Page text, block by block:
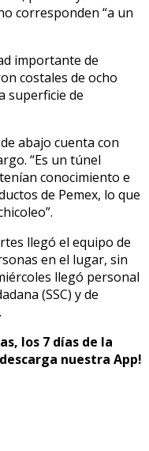
corresponden “a un
importante de
costales de ocho
superficie de
abajo cuenta con
“Es un túnel
conocimiento e
de Pemex, lo que
llegó el equipo de
en el lugar, sin
llegó personal
(SSC) y de
los 7 días de la
nuestra App!